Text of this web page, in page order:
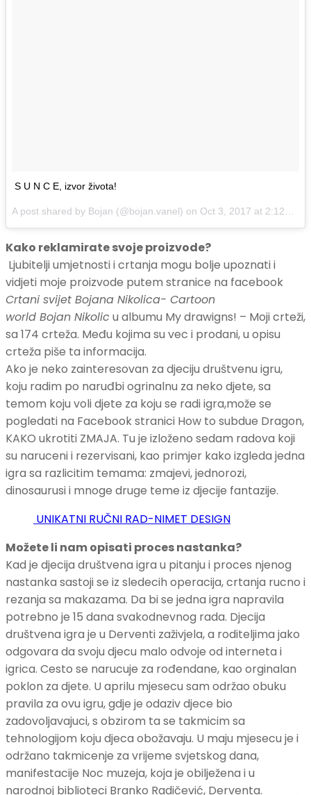
S U N C E, izvor života!
A post shared by Bojan (@bojan.vanel) on Oct 3, 2017 at 2:12pm PDT
Kako reklamirate svoje proizvode?
Ljubitelji umjetnosti i crtanja mogu bolje upoznati i
vidjeti moje proizvode putem stranice na facebook
Crtani svijet Bojana Nikolica- Cartoon
world Bojan Nikolic u albumu My drawigns! – Moji crteži,
sa 174 crteža. Među kojima su vec i prodani, u opisu
crteža piše ta informacija.
Ako je neko zainteresovan za djeciju društvenu igru,
koju radim po naruđbi ogrinalnu za neko djete, sa
temom koju voli djete za koju se radi igra,može se
pogledati na Facebook stranici How to subdue Dragon,
KAKO ukrotiti ZMAJA. Tu je izloženo sedam radova koji
su naruceni i rezervisani, kao primjer kako izgleda jedna
igra sa razlicitim temama: zmajevi, jednorozi,
dinosaurusi i mnoge druge teme iz djecije fantazije.
UNIKATNI RUČNI RAD-NIMET DESIGN
Možete li nam opisati proces nastanka?
Kad je djecija društvena igra u pitanju i proces njenog
nastanka sastoji se iz sledecih operacija, crtanja rucno i
rezanja sa makazama. Da bi se jedna igra napravila
potrebno je 15 dana svakodnevnog rada. Djecija
društvena igra je u Derventi zaživjela, a roditeljima jako
odgovara da svoju djecu malo odvoje od interneta i
igrica. Cesto se narucuje za rođendane, kao orginalan
poklon za djete. U aprilu mjesecu sam održao obuku
pravila za ovu igru, gdje je odaziv djece bio
zadovoljavajuci, s obzirom ta se takmicim sa
tehnologijom koju djeca obožavaju. U maju mjesecu je i
održano takmicenje za vrijeme svjetskog dana,
manifestacije Noc muzeja, koja je obilježena i u
narodnoj biblioteci Branko Radičević, Derventa.